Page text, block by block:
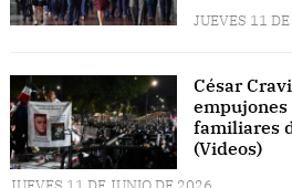
JUEVES 11
César
familiares
(Videos)